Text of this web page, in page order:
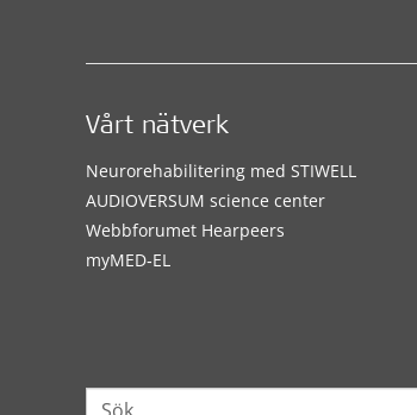
Vårt nätverk
Neurorehabilitering med STIWELL
AUDIOVERSUM science center
Webbforumet Hearpeers
myMED‑EL